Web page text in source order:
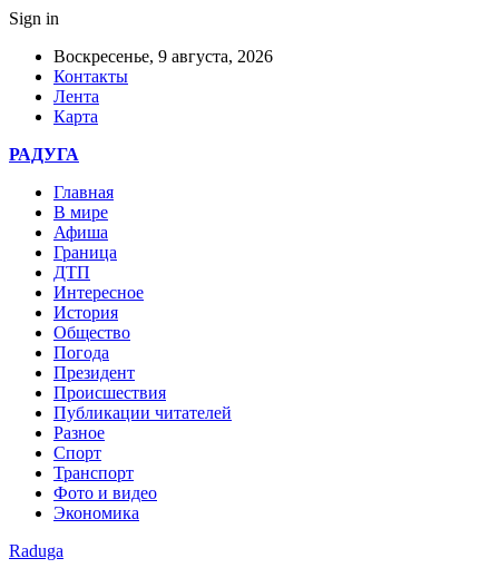
Sign in
Воскресенье, 9 августа, 2026
Контакты
Лента
Карта
РАДУГА
Главная
В мире
Афиша
Граница
ДТП
Интересное
История
Общество
Погода
Президент
Происшествия
Публикации читателей
Разное
Спорт
Транспорт
Фото и видео
Экономика
Raduga